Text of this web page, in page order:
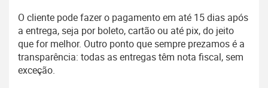
O cliente pode fazer o pagamento em até 15 dias após
a entrega, seja por boleto, cartão ou até pix, do jeito
que for melhor. Outro ponto que sempre prezamos é a
transparência: todas as entregas têm nota fiscal, sem
exceção.